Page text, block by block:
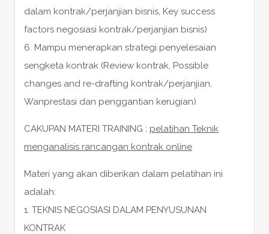
dalam kontrak/perjanjian bisnis, Key success
factors negosiasi kontrak/perjanjian bisnis)
6. Mampu menerapkan strategi penyelesaian
sengketa kontrak (Review kontrak, Possible
changes and re-drafting kontrak/perjanjian,
Wanprestasi dan penggantian kerugian)
CAKUPAN MATERI TRAINING : pelatihan Teknik
menganalisis rancangan kontrak online
Materi yang akan diberikan dalam pelatihan ini
adalah:
1. TEKNIS NEGOSIASI DALAM PENYUSUNAN
KONTRAK